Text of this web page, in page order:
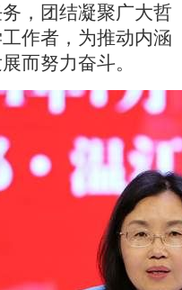
，团结凝聚广大哲
作者，为推动内涵
而努力奋斗。